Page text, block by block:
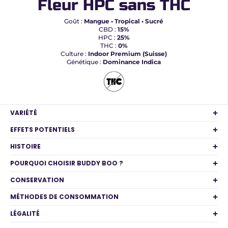
Fleur HPC sans THC
Goût : Mangue • Tropical • Sucré
CBD : 15%
HPC : 25%
THC : 0%
Culture : Indoor Premium (Suisse)
Génétique : Dominance Indica
VARIÉTÉ
EFFETS POTENTIELS
HISTOIRE
POURQUOI CHOISIR BUDDY BOO ?
CONSERVATION
MÉTHODES DE CONSOMMATION
LÉGALITÉ